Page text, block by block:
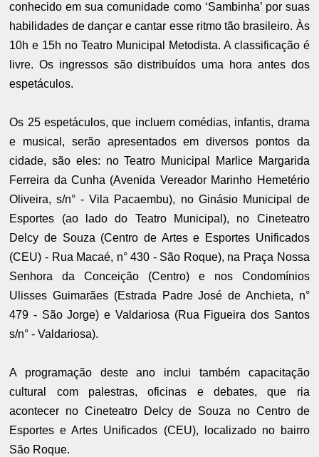
conhecido em sua comunidade como ‘Sambinha’ por suas
habilidades de dançar e cantar esse ritmo tão brasileiro. Às
10h e 15h no Teatro Municipal Metodista. A classificação é
livre. Os ingressos são distribuídos uma hora antes dos
espetáculos.
Os 25 espetáculos, que incluem comédias, infantis, drama
e musical, serão apresentados em diversos pontos da
cidade, são eles: no Teatro Municipal Marlice Margarida
Ferreira da Cunha (Avenida Vereador Marinho Hemetério
Oliveira, s/n° - Vila Pacaembu), no Ginásio Municipal de
Esportes (ao lado do Teatro Municipal), no Cineteatro
Delcy de Souza (Centro de Artes e Esportes Unificados
(CEU) - Rua Macaé, n° 430 - São Roque), na Praça Nossa
Senhora da Conceição (Centro) e nos Condomínios
Ulisses Guimarães (Estrada Padre José de Anchieta, n°
479 - São Jorge) e Valdariosa (Rua Figueira dos Santos
s/n° - Valdariosa).
A programação deste ano inclui também capacitação
cultural com palestras, oficinas e debates, que ria
acontecer no Cineteatro Delcy de Souza no Centro de
Esportes e Artes Unificados (CEU), localizado no bairro
São Roque.